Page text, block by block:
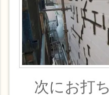
次にお打